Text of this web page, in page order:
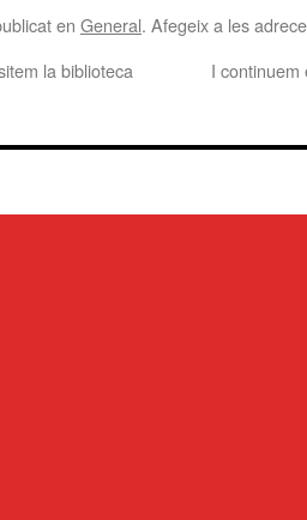
en General. Afegeix a les
la biblioteca I continuem